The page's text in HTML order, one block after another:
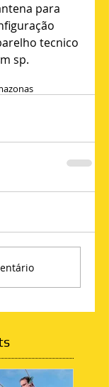
para
tecnico
sp.